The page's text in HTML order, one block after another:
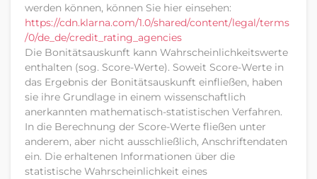
werden können, können Sie hier einsehen:
https://cdn.klarna.com/1.0/shared/content/legal/terms
/0/de_de/credit_rating_agencies
Die Bonitätsauskunft kann Wahrscheinlichkeitswerte
enthalten (sog. Score-Werte). Soweit Score-Werte in
das Ergebnis der Bonitätsauskunft einfließen, haben
sie ihre Grundlage in einem wissenschaftlich
anerkannten mathematisch-statistischen Verfahren.
In die Berechnung der Score-Werte fließen unter
anderem, aber nicht ausschließlich, Anschriftendaten
ein. Die erhaltenen Informationen über die
statistische Wahrscheinlichkeit eines